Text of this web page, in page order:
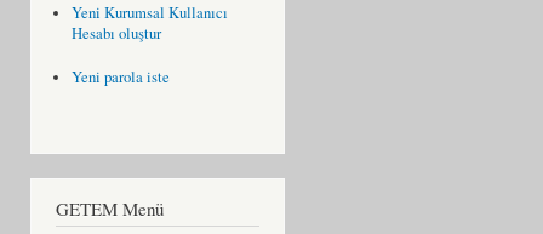
Yeni Kurumsal Kullanıcı
Hesabı oluştur
Yeni parola iste
GETEM Menü